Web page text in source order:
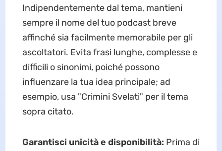
Indipendentemente dal tema, mantieni
sempre il nome del tuo podcast breve
affinché sia facilmente memorabile per gli
ascoltatori. Evita frasi lunghe, complesse e
difficili o sinonimi, poiché possono
influenzare la tua idea principale; ad
esempio, usa "Crimini Svelati" per il tema
sopra citato.
Garantisci unicità e disponibilità: Prima di